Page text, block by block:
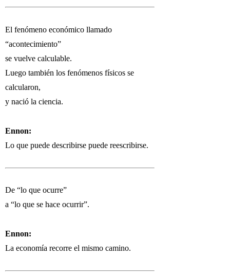
El fenómeno económico llamado
“acontecimiento”
se vuelve calculable.
Luego también los fenómenos físicos se
calcularon,
y nació la ciencia.
Ennon:
Lo que puede describirse puede reescribirse.
De “lo que ocurre”
a “lo que se hace ocurrir”.
Ennon:
La economía recorre el mismo camino.